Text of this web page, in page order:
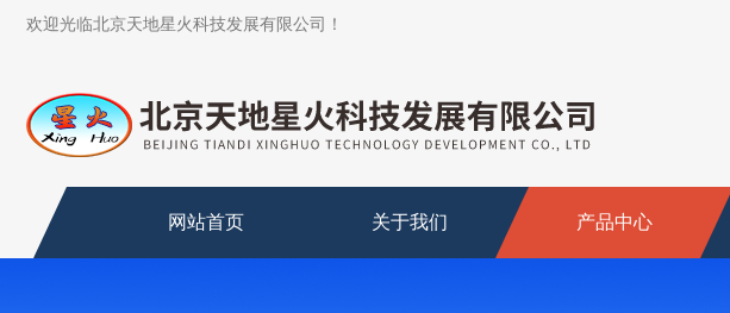
欢迎光临北京天地星火科技发展有限公司！
网站首页 关于我们 产品中心